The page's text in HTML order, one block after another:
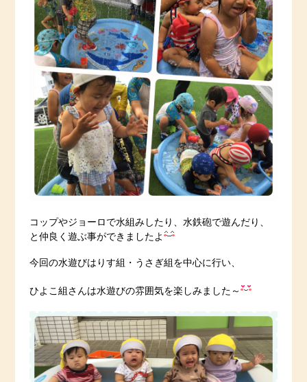
コップやジョーロで水組みしたり、水鉄砲で遊んだり、
と仲良く遊ぶ事ができましたよ
今回の水遊びはりす組・うさぎ組を中心に行い、
ひよこ組さんは水遊びの雰囲気を楽しみました～